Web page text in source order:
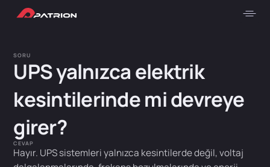
SORU
UPS yalnızca elektrik
kesintilerinde mi devreye
girer?
CEVAP
Hayır. UPS sistemleri yalnızca kesintilerde değil, voltaj